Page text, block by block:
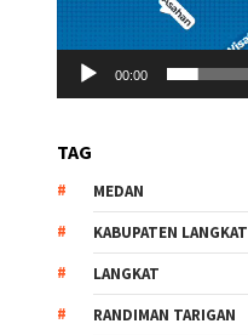
00:00
TAG
MEDAN
KABUPATEN LANGKAT
LANGKAT
RANDIMAN TARIGAN